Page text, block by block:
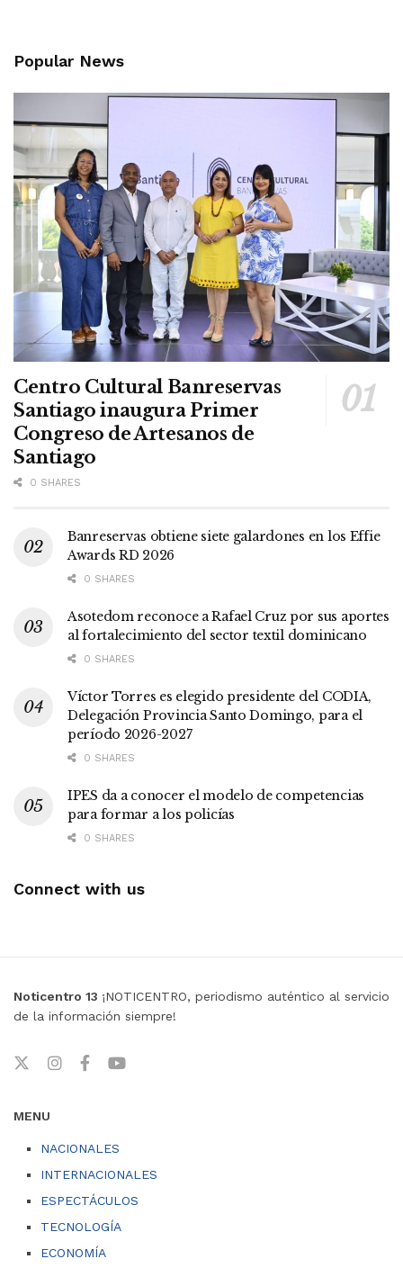
Popular News
Centro Cultural Banreservas
Santiago inaugura Primer
Congreso de Artesanos de
Santiago
0 SHARES
Banreservas obtiene siete galardones en los Effie
Awards RD 2026
0 SHARES
Asotedom reconoce a Rafael Cruz por sus aportes
al fortalecimiento del sector textil dominicano
0 SHARES
Víctor Torres es elegido presidente del CODIA,
Delegación Provincia Santo Domingo, para el
período 2026-2027
0 SHARES
IPES da a conocer el modelo de competencias
para formar a los policías
0 SHARES
Connect with us
Noticentro 13 ¡NOTICENTRO, periodismo auténtico al servicio
de la información siempre!
MENU
NACIONALES
INTERNACIONALES
ESPECTÁCULOS
TECNOLOGÍA
ECONOMÍA